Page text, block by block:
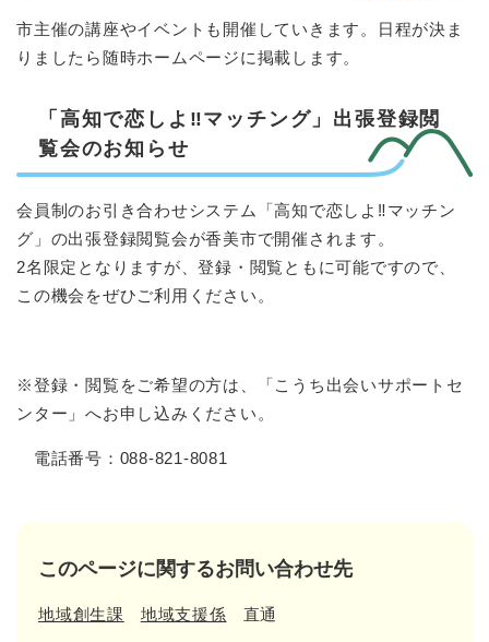
市主催の講座やイベントも開催していきます。日程が決ま
りましたら随時ホームページに掲載します。
「高知で恋しよ‼マッチング」出張登録閲
覧会のお知らせ
会員制のお引き合わせシステム「高知で恋しよ‼マッチン
グ」の出張登録閲覧会が香美市で開催されます。
2名限定となりますが、登録・閲覧ともに可能ですので、
この機会をぜひご利用ください。
※登録・閲覧をご希望の方は、「こうち出会いサポートセ
ンター」へお申し込みください。
電話番号：088-821-8081
このページに関するお問い合わせ先
地域創生課 地域支援係 直通